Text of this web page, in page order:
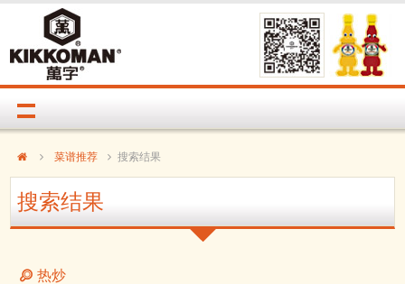
菜谱推荐 搜索结果
搜索结果
热炒